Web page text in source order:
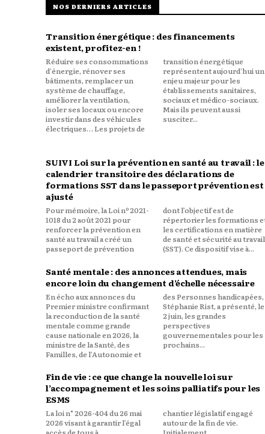
NOS DERNIERS ARTICLES
Transition énergétique : des financements
existent, profitez-en !
Réduire ses consommations
d'énergie, rénover ses
bâtiments, remplacer un
système de chauffage,
améliorer la ventilation,
isoler ses locaux ou encore
investir dans des véhicules
électriques… Les projets de
transition énergétique
représentent aujourd'hui un
enjeu majeur pour les
établissements sanitaires,
sociaux et médico-sociaux.
Mais ils peuvent aussi
susciter...
SUIVI Loi sur la prévention en santé au travail : le
calendrier transitoire des déclarations de
formations SST dans le passeport prévention est
ajusté
Pour mémoire, la Loi nº 2021-
1018 du 2 août 2021 pour
renforcer la prévention en
santé au travail a créé un
passeport de prévention
dont l’objectif est de
répertorier les formations et
les certifications en matière
de santé et sécurité au travail
(SST). Ce dispositif vise à...
Santé mentale : des annonces attendues, mais
encore loin du changement d’échelle nécessaire
En écho aux annonces du
Premier ministre confirmant
la reconduction de la santé
mentale comme grande
cause nationale en 2026, la
ministre de la Santé, des
Familles, de l’Autonomie et
des Personnes handicapées,
Stéphanie Rist, a présenté, le
2 juin, les grandes
perspectives
gouvernementales pour les
prochains...
Fin de vie : ce que change la nouvelle loi sur
l’accompagnement et les soins palliatifs pour les
ESMS
La loi n° 2026-404 du 26 mai
2026 visant à garantir l’égal
chantier législatif engagé
autour de la fin de vie.